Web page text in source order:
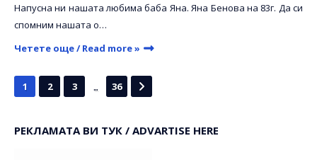
Напусна ни нашата любима баба Яна. Яна Бенова на 83г. Да си
спомним нашата о…
Четете още / Read more »
1 2 3 ... 36
РЕКЛАМАТА ВИ ТУК / ADVARTISE HERE